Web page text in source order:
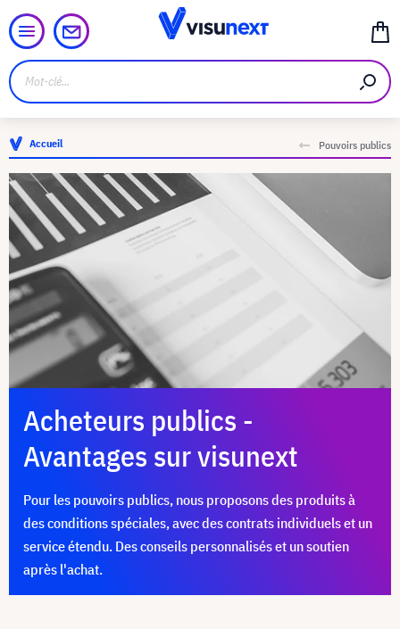
Accueil Pouvoirs publics
Acheteurs publics -
Avantages sur visunext
Pour les pouvoirs publics, nous proposons des produits à
des conditions spéciales, avec des contrats individuels et un
service étendu. Des conseils personnalisés et un soutien
après l'achat.